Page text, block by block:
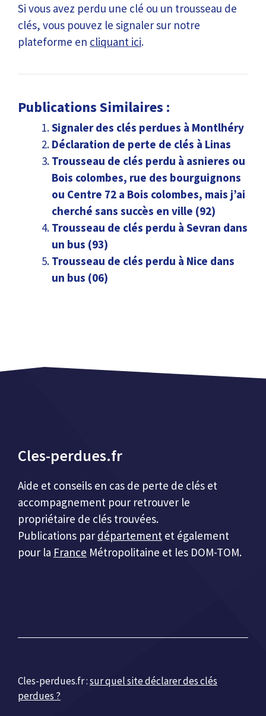
Si vous avez perdu une clé ou un trousseau de
clés, vous pouvez le signaler sur notre
plateforme en cliquant ici.
Publications Similaires :
Signaler des clés perdues à Montlhéry
Déclaration de perte de clés à Linas
Trousseau de clés perdu à asnieres ou
Bois colombes, rue des bourguignons
ou Centre 72 a Bois colombes, mais j’ai
cherché sans succès en ville (92)
Trousseau de clés perdu à Sevran dans
un bus (93)
Trousseau de clés perdu à Nice dans
un bus (06)
Cles-perdues.fr
Aide et conseils en cas de perte de clés et
accompagnement pour retrouver le
propriétaire de clés trouvées.
Publications par département et également
pour la France Métropolitaine et les DOM-TOM.
Cles-perdues.fr :sur quel site déclarer des clés
perdues ?